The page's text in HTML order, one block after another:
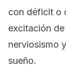
con déficit o
excitación
nerviosismo
sueño.